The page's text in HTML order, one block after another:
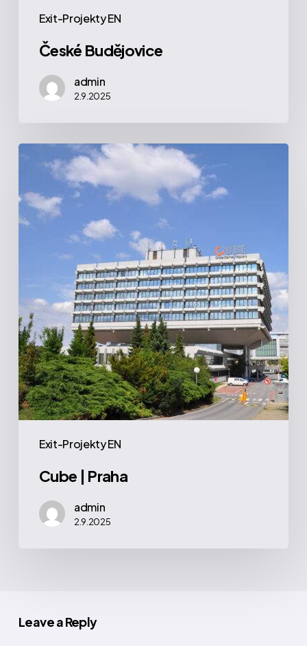
Exit-Projekty EN
České Budějovice
admin
2.9.2025
Exit-Projekty EN
Cube
Praha
Cube | Praha
admin
2.9.2025
Leave a Reply